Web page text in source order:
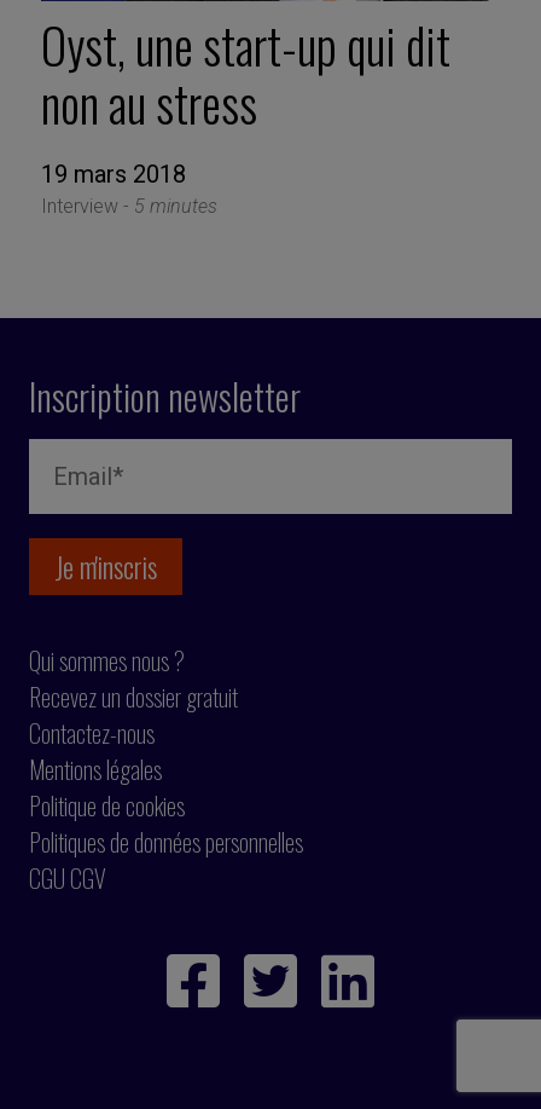
Oyst, une start-up qui dit
non au stress
19 mars 2018
Interview - 5 minutes
Inscription newsletter
Qui sommes nous ?
Recevez un dossier gratuit
Contactez-nous
Mentions légales
Politique de cookies
Politiques de données personnelles
CGU CGV